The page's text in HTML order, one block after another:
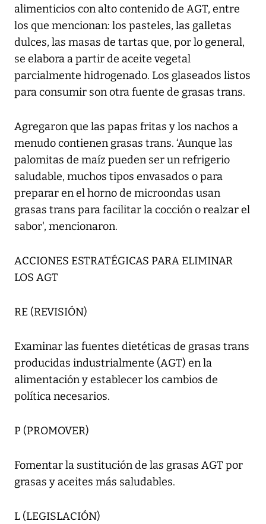
alimenticios con alto contenido de AGT, entre
los que mencionan: los pasteles, las galletas
dulces, las masas de tartas que, por lo general,
se elabora a partir de aceite vegetal
parcialmente hidrogenado. Los glaseados listos
para consumir son otra fuente de grasas trans.
Agregaron que las papas fritas y los nachos a
menudo contienen grasas trans. ‘Aunque las
palomitas de maíz pueden ser un refrigerio
saludable, muchos tipos envasados o para
preparar en el horno de microondas usan
grasas trans para facilitar la cocción o realzar el
sabor', mencionaron.
ACCIONES ESTRATÉGICAS PARA ELIMINAR
LOS AGT
RE (REVISIÓN)
Examinar las fuentes dietéticas de grasas trans
producidas industrialmente (AGT) en la
alimentación y establecer los cambios de
política necesarios.
P (PROMOVER)
Fomentar la sustitución de las grasas AGT por
grasas y aceites más saludables.
L (LEGISLACIÓN)